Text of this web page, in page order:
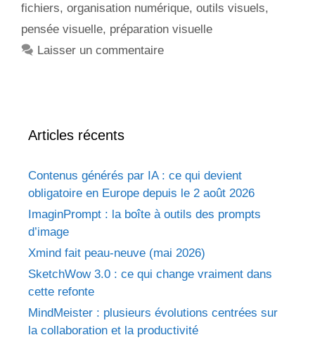
fichiers, organisation numérique, outils visuels,
pensée visuelle, préparation visuelle
Laisser un commentaire
Articles récents
Contenus générés par IA : ce qui devient
obligatoire en Europe depuis le 2 août 2026
ImaginPrompt : la boîte à outils des prompts
d’image
Xmind fait peau-neuve (mai 2026)
SketchWow 3.0 : ce qui change vraiment dans
cette refonte
MindMeister : plusieurs évolutions centrées sur
la collaboration et la productivité